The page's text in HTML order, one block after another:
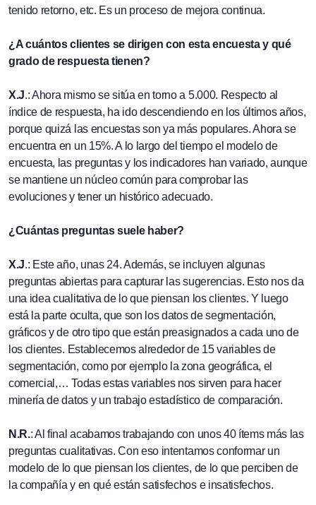
tenido retorno, etc. Es un proceso de mejora continua.
¿A cuántos clientes se dirigen con esta encuesta y qué
grado de respuesta tienen?
X.J.: Ahora mismo se sitúa en torno a 5.000. Respecto al
índice de respuesta, ha ido descendiendo en los últimos años,
porque quizá las encuestas son ya más populares. Ahora se
encuentra en un 15%. A lo largo del tiempo el modelo de
encuesta, las preguntas y los indicadores han variado, aunque
se mantiene un núcleo común para comprobar las
evoluciones y tener un histórico adecuado.
¿Cuántas preguntas suele haber?
X.J.: Este año, unas 24. Además, se incluyen algunas
preguntas abiertas para capturar las sugerencias. Esto nos da
una idea cualitativa de lo que piensan los clientes. Y luego
está la parte oculta, que son los datos de segmentación,
gráficos y de otro tipo que están preasignados a cada uno de
los clientes. Establecemos alrededor de 15 variables de
segmentación, como por ejemplo la zona geográfica, el
comercial,… Todas estas variables nos sirven para hacer
minería de datos y un trabajo estadístico de comparación.
N.R.: Al final acabamos trabajando con unos 40 ítems más las
preguntas cualitativas. Con eso intentamos conformar un
modelo de lo que piensan los clientes, de lo que perciben de
la compañía y en qué están satisfechos e insatisfechos.